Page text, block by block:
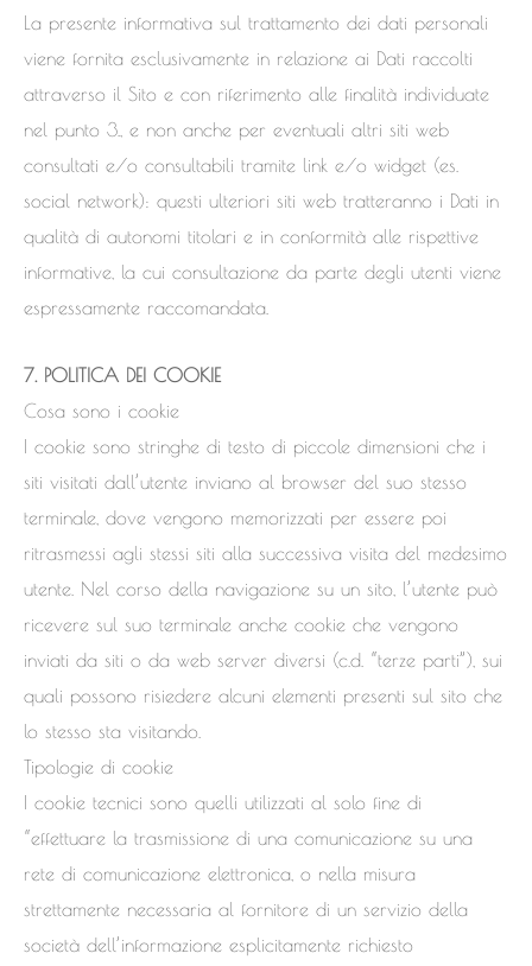
La presente informativa sul trattamento dei dati personali
viene fornita esclusivamente in relazione ai Dati raccolti
attraverso il Sito e con riferimento alle finalità individuate
nel punto 3., e non anche per eventuali altri siti web
consultati e/o consultabili tramite link e/o widget (es.
social network): questi ulteriori siti web tratteranno i Dati in
qualità di autonomi titolari e in conformità alle rispettive
informative, la cui consultazione da parte degli utenti viene
espressamente raccomandata.
7. POLITICA DEI COOKIE
Cosa sono i cookie
I cookie sono stringhe di testo di piccole dimensioni che i
siti visitati dall’utente inviano al browser del suo stesso
terminale, dove vengono memorizzati per essere poi
ritrasmessi agli stessi siti alla successiva visita del medesimo
utente. Nel corso della navigazione su un sito, l’utente può
ricevere sul suo terminale anche cookie che vengono
inviati da siti o da web server diversi (c.d. “terze parti”), sui
quali possono risiedere alcuni elementi presenti sul sito che
lo stesso sta visitando.
Tipologie di cookie
I cookie tecnici sono quelli utilizzati al solo fine di
“effettuare la trasmissione di una comunicazione su una
rete di comunicazione elettronica, o nella misura
strettamente necessaria al fornitore di un servizio della
società dell’informazione esplicitamente richiesto